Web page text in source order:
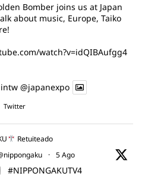
Bomber joins us at Japan
about music, Europe, Taiko
watch?v=idQIBAufgg4
@japanexpo
Twitter
Retuiteado
· 5 Ago
#NIPPONGAKUTV4